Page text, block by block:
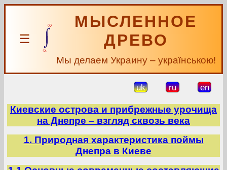
☰
МЫСЛЕННОЕ
ДРЕВО
Мы делаем Украину – українською!
uk ru en
Киевские острова и прибрежные урочища
на Днепре – взгляд сквозь века
1. Природная характеристика поймы
Днепра в Киеве